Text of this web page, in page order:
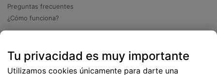
Preguntas frecuentes
¿Cómo funciona?
Más de 2 millones de descargas
Tu privacidad es muy importante
Utilizamos cookies únicamente para darte una